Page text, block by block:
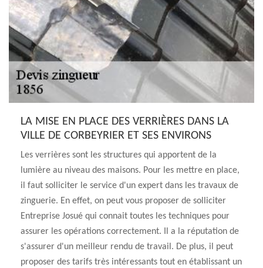
LA MISE EN PLACE DES VERRIÈRES DANS LA
VILLE DE CORBEYRIER ET SES ENVIRONS
Les verrières sont les structures qui apportent de la
lumière au niveau des maisons. Pour les mettre en place,
il faut solliciter le service d'un expert dans les travaux de
zinguerie. En effet, on peut vous proposer de solliciter
Entreprise Josué qui connait toutes les techniques pour
assurer les opérations correctement. Il a la réputation de
s'assurer d'un meilleur rendu de travail. De plus, il peut
proposer des tarifs très intéressants tout en établissant un